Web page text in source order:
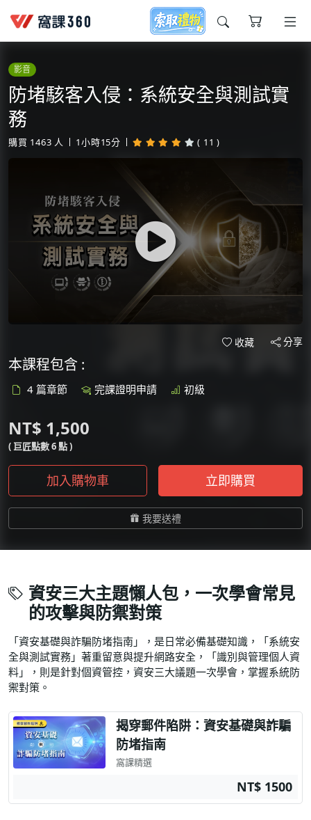
今天想要學什麼?
窩課推薦給您
影音
防堵駭客入侵：系統安全與測試實
務
購買 1463 人 1小時15分 ( 11 )
收藏 分享
本課程包含 :
4 篇章節 完課證明申請 初級
NT$ 1,500
( 巨匠點數 6 點 )
加入購物車 立即購買
我要送禮
資安三大主題懶人包，一次學會常見
的攻擊與防禦對策
「資安基礎與詐騙防堵指南」，是日常必備基礎知識，「系統安
全與測試實務」著重留意與提升網路安全，「識別與管理個人資
料」，則是針對個資管控，資安三大議題一次學會，掌握系統防
禦對策。
揭穿郵件陷阱：資安基礎與詐騙
防堵指南
窩課精選
NT$ 1500